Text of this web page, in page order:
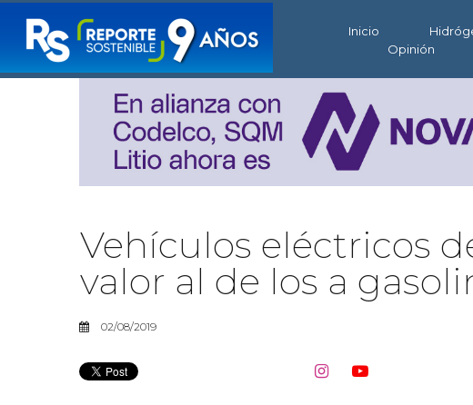
Inicio
Opinión
Vehículos eléctricos
valor al de los a
02/08/2019
 